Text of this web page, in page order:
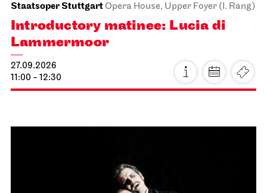
Staatsoper StuttgartOpera House, Upper Foyer (I. Rang)
Introductory matinee: Lucia di
Lammermoor
27.09.2026
11:00 - 12:30